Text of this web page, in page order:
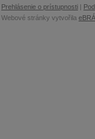
Prehlásenie o prístupnosti |
Webové stránky vytvořila